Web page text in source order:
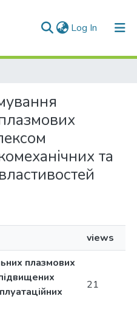
Log In (current)
та
views
плазмових
21